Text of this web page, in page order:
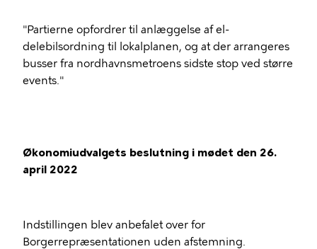
"Partierne opfordrer til anlæggelse af el-
delebilsordning til lokalplanen, og at der arrangeres
busser fra nordhavnsmetroens sidste stop ved større
events."
Økonomiudvalgets beslutning i mødet den 26.
april 2022
Indstillingen blev anbefalet over for
Borgerrepræsentationen uden afstemning.